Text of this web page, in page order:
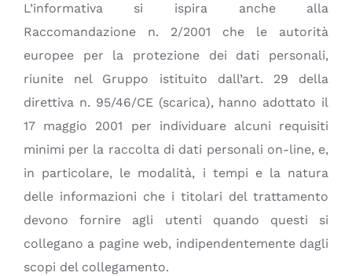
L’informativa si ispira anche alla
Raccomandazione n. 2/2001 che le autorità
europee per la protezione dei dati personali,
riunite nel Gruppo istituito dall’art. 29 della
direttiva n. 95/46/CE (scarica), hanno adottato il
17 maggio 2001 per individuare alcuni requisiti
minimi per la raccolta di dati personali on-line, e,
in particolare, le modalità, i tempi e la natura
delle informazioni che i titolari del trattamento
devono fornire agli utenti quando questi si
collegano a pagine web, indipendentemente dagli
scopi del collegamento.